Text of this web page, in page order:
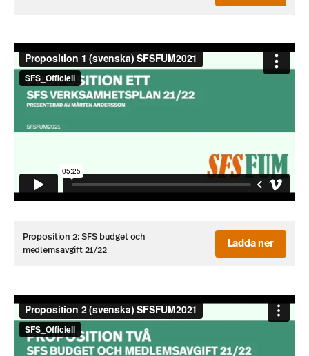
Proposition 2: SFS budget och
medlemsavgift 21/22
Ladda ner